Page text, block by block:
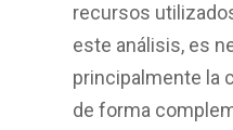
recursos
este análisis, es
principalmente la
de forma